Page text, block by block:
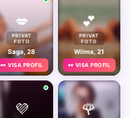
💋
PRIVAT
FOTO
Saga, 28
👀 VISA PROFIL
💕
PRIVAT
FOTO
Wilma, 21
👀 VISA PROFIL
💜 🌹